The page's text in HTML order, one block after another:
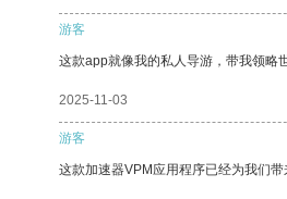
游客
这款app就像我的私人导游，带我领略
2025-11-03
游客
这款加速器VPM应用程序已经为我们带